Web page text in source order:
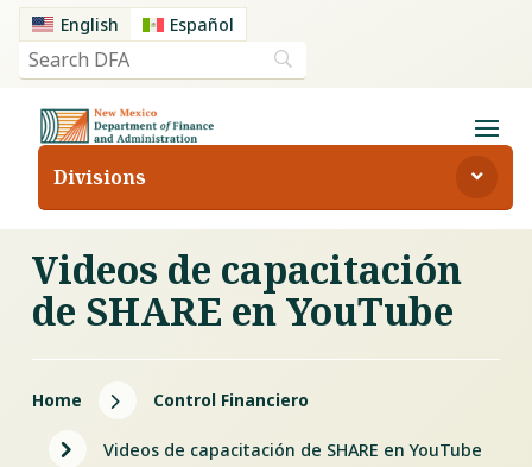
English Español
Divisions
Videos de capacitación
de SHARE en YouTube
Home 5 Control Financiero
5 Videos de capacitación de SHARE en YouTube